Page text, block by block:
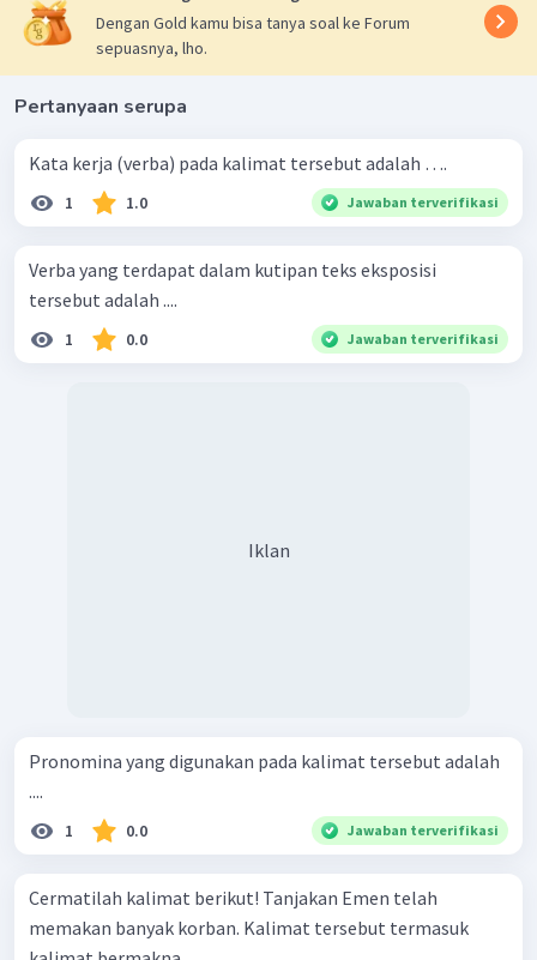
Dengan Gold kamu bisa tanya soal ke Forum
sepuasnya, lho.
Pertanyaan serupa
Kata kerja (verba) pada kalimat tersebut adalah ….
1 1.0 Jawaban terverifikasi
Verba yang terdapat dalam kutipan teks eksposisi
tersebut adalah ....
1 0.0 Jawaban terverifikasi
Iklan
Pronomina yang digunakan pada kalimat tersebut adalah
....
1 0.0 Jawaban terverifikasi
Cermatilah kalimat berikut! Tanjakan Emen telah
memakan banyak korban. Kalimat tersebut termasuk